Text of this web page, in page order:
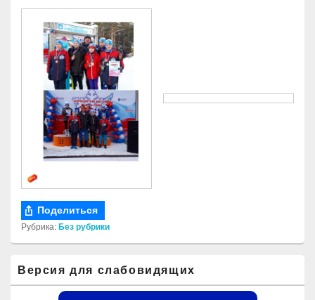
Поделиться
Рубрика:Без рубрики
основной
боковой
Версия для слабовидящих